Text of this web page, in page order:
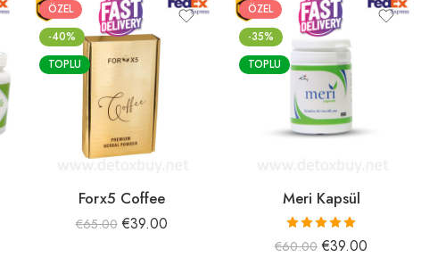
ÖZEL
-40%
TOPLU
Forx5 Coffee
€65.00 €39.00
ÖZEL
-35%
TOPLU
Meri Kapsül
5 üzerinden
5.00oy aldı
€60.00 €39.00